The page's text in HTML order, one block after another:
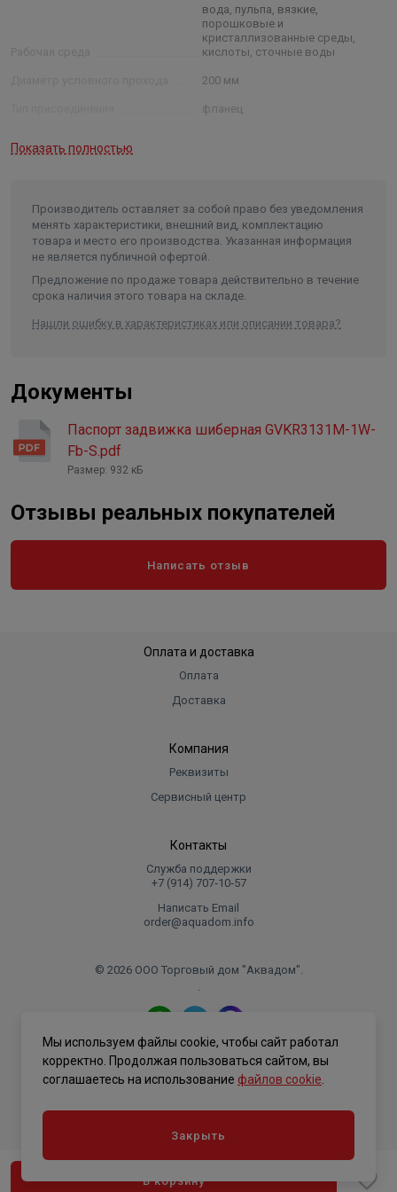
В корзину
Класс материала корпуса - нержавеющая сталь
Управление - ручное/штурвал/маховик
Рабочая среда
вода, пульпа, вязкие,
порошковые и
кристаллизованные среды,
кислоты, cточные воды
200 мм
фланец
Рабочее давление 10 бар
Рабочая температура от -60 до +500˚С
Показать полностью
Производитель оставляет за собой право без уведомления
менять характеристики, внешний вид, комплектацию
товара и место его производства. Указанная информация
не является публичной офертой.
Предложение по продаже товара действительно в течение
срока наличия этого товара на складе.
Нашли ошибку в характеристиках или описании товара?
Документы
Паспорт задвижка шиберная GVKR3131M-1W-
Fb-S.pdf
Размер: 932 кБ
Отзывы реальных покупателей
Написать отзыв
Оплата и доставка
Оплата
Доставка
Компания
Реквизиты
Сервисный центр
Контакты
Служба поддержки
+7 (914) 707‑10‑57
Написать Email
order@aquadom.info
© 2026 ООО Торговый дом "Аквадом".
.
Политика конфиденциальности
Мы используем файлы cookie, чтобы сайт работал
корректно. Продолжая пользоваться сайтом, вы
соглашаетесь на использование файлов cookie
Закрыть